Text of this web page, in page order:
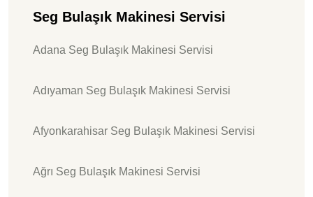
Seg Bulaşık Makinesi Servisi
Adana Seg Bulaşık Makinesi Servisi
Adıyaman Seg Bulaşık Makinesi Servisi
Afyonkarahisar Seg Bulaşık Makinesi Servisi
Ağrı Seg Bulaşık Makinesi Servisi